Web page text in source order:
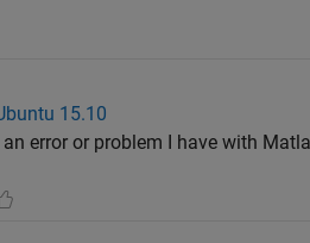
15.10
error or problem I have with